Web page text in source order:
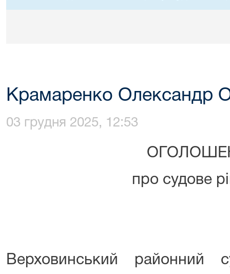
Крамаренко Олександр
03 грудня 2025, 12:53
про судове
Верховинський районний